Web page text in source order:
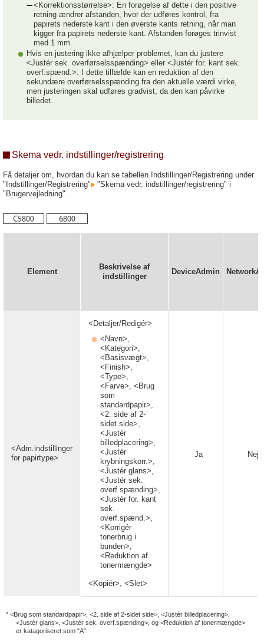
<Korrektionsstørrelse>: En forøgelse af dette i den positive
retning ændrer afstanden, hvor der udføres kontrol, fra
papirets nederste kant i den øverste kants retning, når man
kigger fra papirets nederste kant. Afstanden forøges trinvist
med 1 mm.
Hvis en justering ikke afhjælper problemet, kan du justere
<Justér sek. overførselsspænding> eller <Justér for. kant sek.
overf.spænd.>. I dette tilfælde kan en reduktion af den
sekundære overførselsspænding fra den aktuelle værdi virke,
men justeringen skal udføres gradvist, da den kan påvirke
billedet.
Skema vedr. indstillinger/registrering
Få detaljer om, hvordan du kan se tabellen Indstillinger/Registrering under
"Indstillinger/Registrering"
"Skema vedr. indstillinger/registrering" i
"Brugervejledning".
Element
Beskrivelse af
indstillinger
DeviceAdmin
<Adm.indstillinger
for papirtype>
<Detaljer/Redigér>
<Navn>,
<Kategori>,
<Basisvægt>,
<Finish>,
<Type>,
<Farve>, <Brug
som
standardpapir>,
<2. side af 2-
sidet side>,
<Justér
billedplacering>,
<Justér
krybningskorr.>,
<Justér glans>,
<Justér sek.
overf.spænding>,
<Justér for. kant
sek.
overf.spænd.>,
<Korrigér
tonerbrug i
bunden>,
<Reduktion af
tonermængde>
<Kopiér>, <Slet>
Ja Nej
* <Brug som standardpapir>, <2. side af 2-sidet side>, <Justér billedplacering>,
<Justér glans>, <Justér sek. overf.spænding>, og <Reduktion af tonermængde>
er katagoriseret som "A".